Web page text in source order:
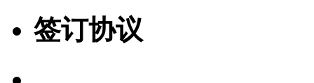
签订协议